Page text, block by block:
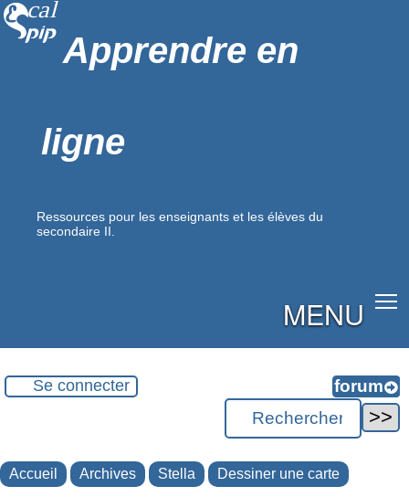
Apprendre en
ligne
Ressources pour les enseignants et les élèves du
secondaire II.
MENU
Se connecter
Accueil Archives Stella Dessiner une carte